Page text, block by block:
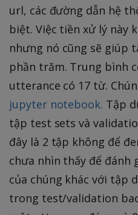
url, các đường dẫn hệ
biệt. Việc tiền xử lý này
nhưng nó cũng sẽ giúp
phần trăm. Trung bình
utterance có 17 từ.
jupyter notebook. Tập
tập test sets và
đây là 2 tập không để
chưa nhìn thấy để đánh
của chúng khác với tập
trong test/validation